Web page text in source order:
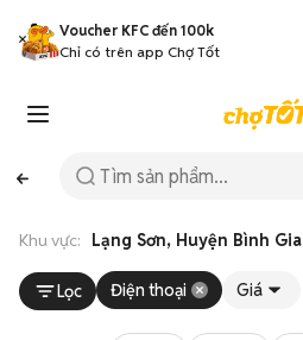
Voucher KFC đến 100k
Chỉ có trên app Chợ Tốt
Khu vực: Lạng Sơn, Huyện Bình Gia
Lọc Điện thoại Giá